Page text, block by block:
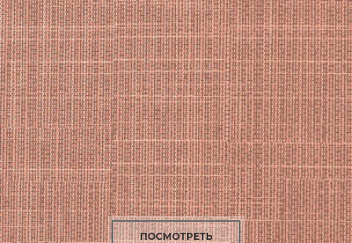
ПОСМОТРЕТЬ